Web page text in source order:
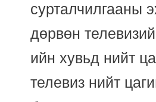
сурталчилгааны
дөрвөн
ийн хувьд нийт
телевиз нийт